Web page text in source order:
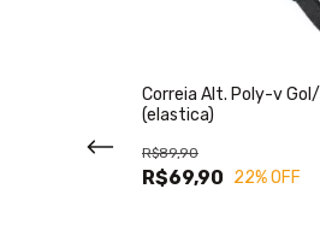
Correia Alt. Poly-v
(elastica)
R$69,90
R$89,90
22% OFF